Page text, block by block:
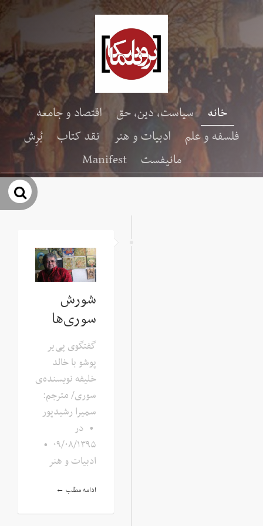
خانه سیاست، دین، حق
اقتصاد و جامعه
فلسفه و علم
ادبیات و هنر نقد کتاب
بُرِش
مانیفست
Manifest
شورش
سوری‌ها
گفتگوی پی‌یر
پوشو با خالد
خلیفه نویسنده‌ی
سوری/ مترجم:
سمیرا رشیدپور
• در
۰۹/۰۸/۱۳۹۵ •
ادبیات و هنر
ادامه مطلب ←